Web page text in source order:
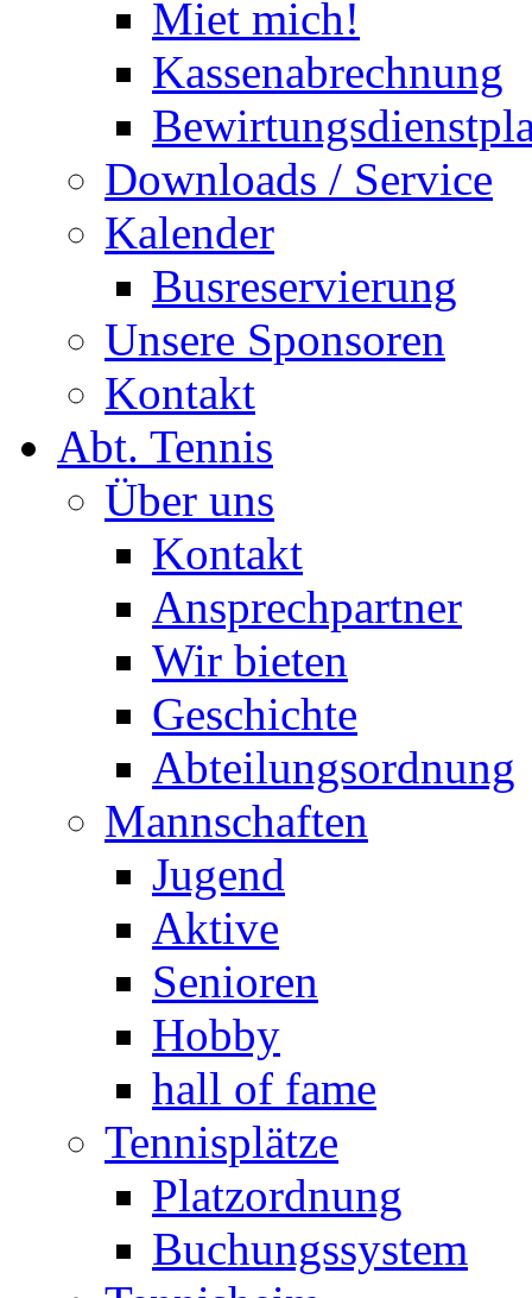
Miet mich!
Kassenabrechnung
Downloads / Service
Kalender
Busreservierung
Unsere Sponsoren
Kontakt
Abt. Tennis
Über uns
Kontakt
Ansprechpartner
Wir bieten
Geschichte
Abteilungsordnung
Mannschaften
Jugend
Aktive
Senioren
Hobby
hall of fame
Tennisplätze
Platzordnung
Buchungssystem